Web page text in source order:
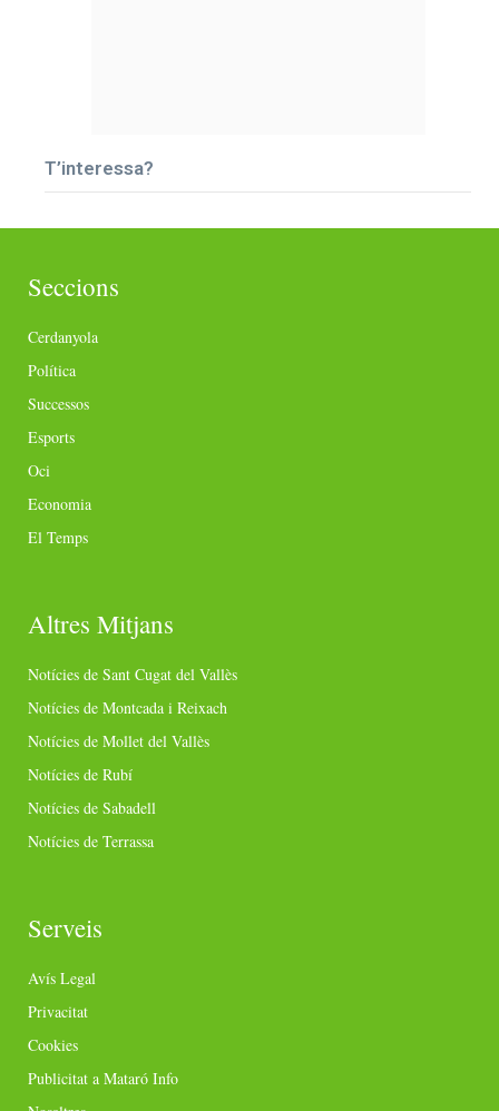
T’interessa?
Seccions
Cerdanyola
Política
Successos
Esports
Oci
Economia
El Temps
Altres Mitjans
Notícies de Sant Cugat del Vallès
Notícies de Montcada i Reixach
Notícies de Mollet del Vallès
Notícies de Rubí
Notícies de Sabadell
Notícies de Terrassa
Serveis
Avís Legal
Privacitat
Cookies
Publicitat a Mataró Info